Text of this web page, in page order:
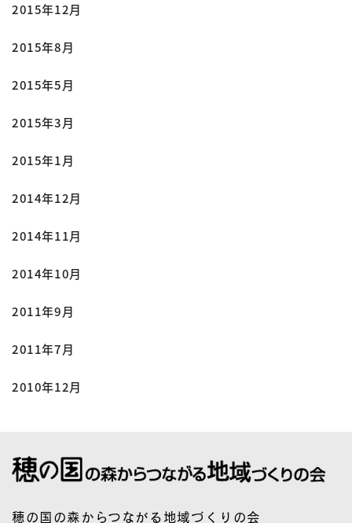
2015年12月
2015年8月
2015年5月
2015年3月
2015年1月
2014年12月
2014年11月
2014年10月
2011年9月
2011年7月
2010年12月
穂の国の森からつながる地域づくりの会